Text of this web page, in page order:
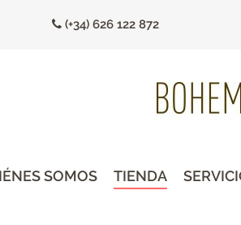
(+34) 626 122 872
SOMOS TIENDA